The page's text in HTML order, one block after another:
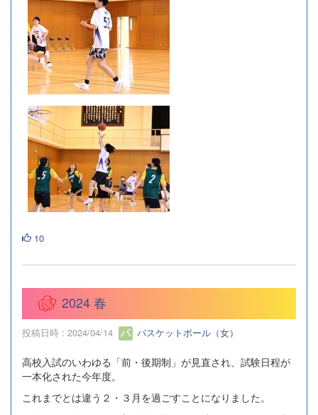
10
2024 春
投稿日時 : 2024/04/14 バスケットボール（女）
高校入試のいわゆる「前・後期制」が見直され、試験日程が
一本化された今年度。
これまでとは違う２・３月を過ごすことになりました。